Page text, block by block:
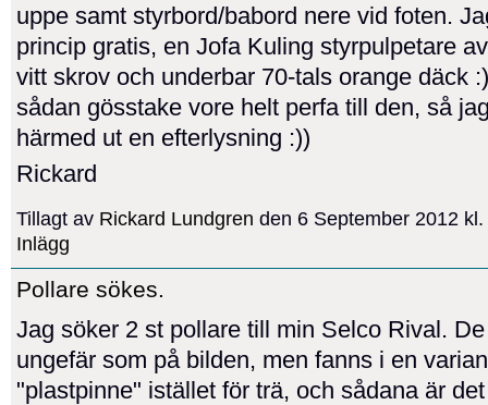
uppe samt styrbord/babord nere vid foten.
princip gratis, en Jofa Kuling styrpulpetare
vitt skrov och underbar 70-tals orange däck
sådan gösstake vore helt perfa till den, så
härmed ut en efterlysning :))
Rickard
Tillagt av Rickard Lundgren den 6 September 2012
Inlägg
Pollare sökes.
Jag söker 2 st pollare till min Selco Rival.
ungefär som på bilden, men fanns i en
"plastpinne" istället för trä, och sådana är